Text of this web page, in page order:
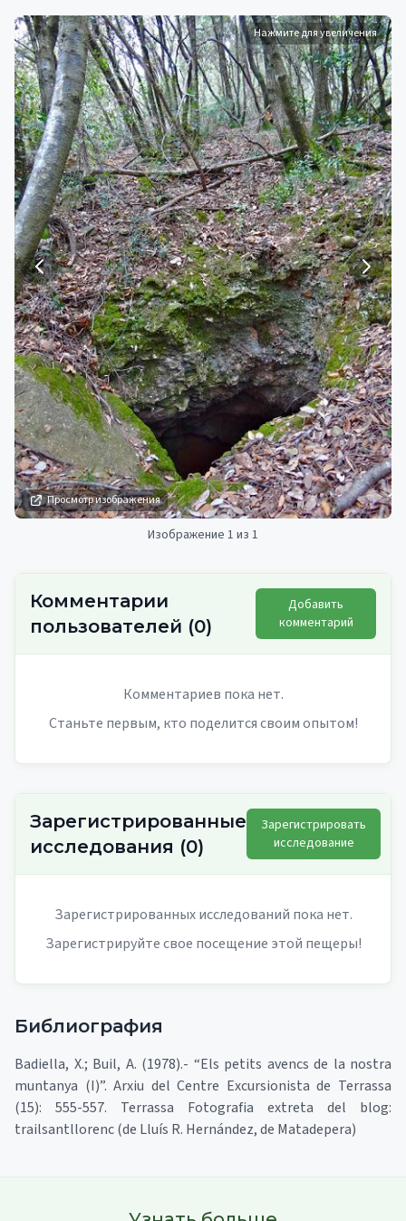
Просмотр изображения
Нажмите для увеличения
Изображение 1 из 1
Комментарии
пользователей (0)
Добавить
комментарий
Комментариев пока нет.
Станьте первым, кто поделится своим опытом!
Зарегистрированные
исследования (0)
Зарегистрировать
исследование
Зарегистрированных исследований пока нет.
Зарегистрируйте свое посещение этой пещеры!
Библиография
Badiella, X.; Buil, A. (1978).- “Els petits avencs de la nostra
muntanya (I)”. Arxiu del Centre Excursionista de Terrassa
(15): 555-557. Terrassa Fotografia extreta del blog:
trailsantllorenc (de Lluís R. Hernández, de Matadepera)